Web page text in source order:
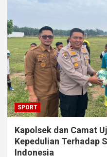
SPORT
Kapolsek dan Camat
Kepedulian Terhadap
Indonesia